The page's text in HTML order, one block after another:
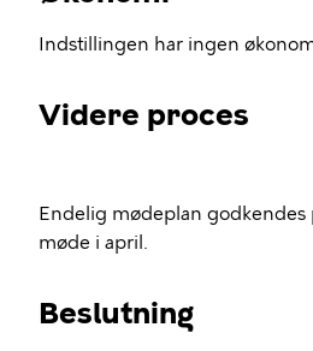
Indstillingen har ingen
Videre proces
Endelig mødeplan godkendes
møde i april.
Beslutning